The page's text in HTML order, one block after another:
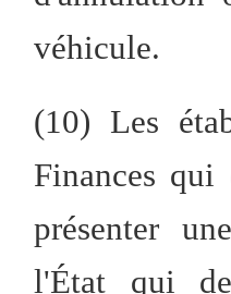
véhicule.
(10) Les
Finances
présenter
l'État qui